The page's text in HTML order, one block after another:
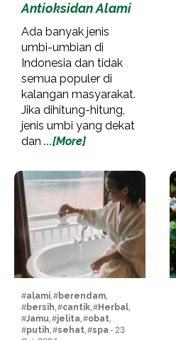
Antioksidan Alami
Ada banyak jenis
umbi-umbian di
Indonesia dan tidak
semua populer di
kalangan masyarakat.
Jika dihitung-hitung,
jenis umbi yang dekat
dan ...[More]
#alami, #berendam,
#bersih, #cantik, #Herbal,
#Jamu, #jelita, #obat,
#putih, #sehat, #spa - 23